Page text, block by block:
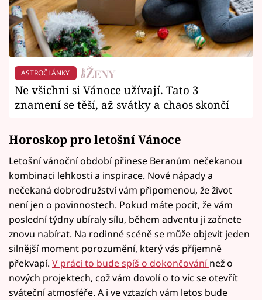
ASTROČLÁNKY
Ne všichni si Vánoce užívají. Tato 3
znamení se těší, až svátky a chaos skončí
Horoskop pro letošní Vánoce
Letošní vánoční období přinese Beranům nečekanou
kombinaci lehkosti a inspirace. Nové nápady a
nečekaná dobrodružství vám připomenou, že život
není jen o povinnostech. Pokud máte pocit, že vám
poslední týdny ubíraly sílu, během adventu ji začnete
znovu nabírat. Na rodinné scéně se může objevit jeden
silnější moment porozumění, který vás příjemně
překvapí. V práci to bude spíš o dokončování než o
nových projektech, což vám dovolí o to víc se otevřít
sváteční atmosféře. A i ve vztazích vám letos bude